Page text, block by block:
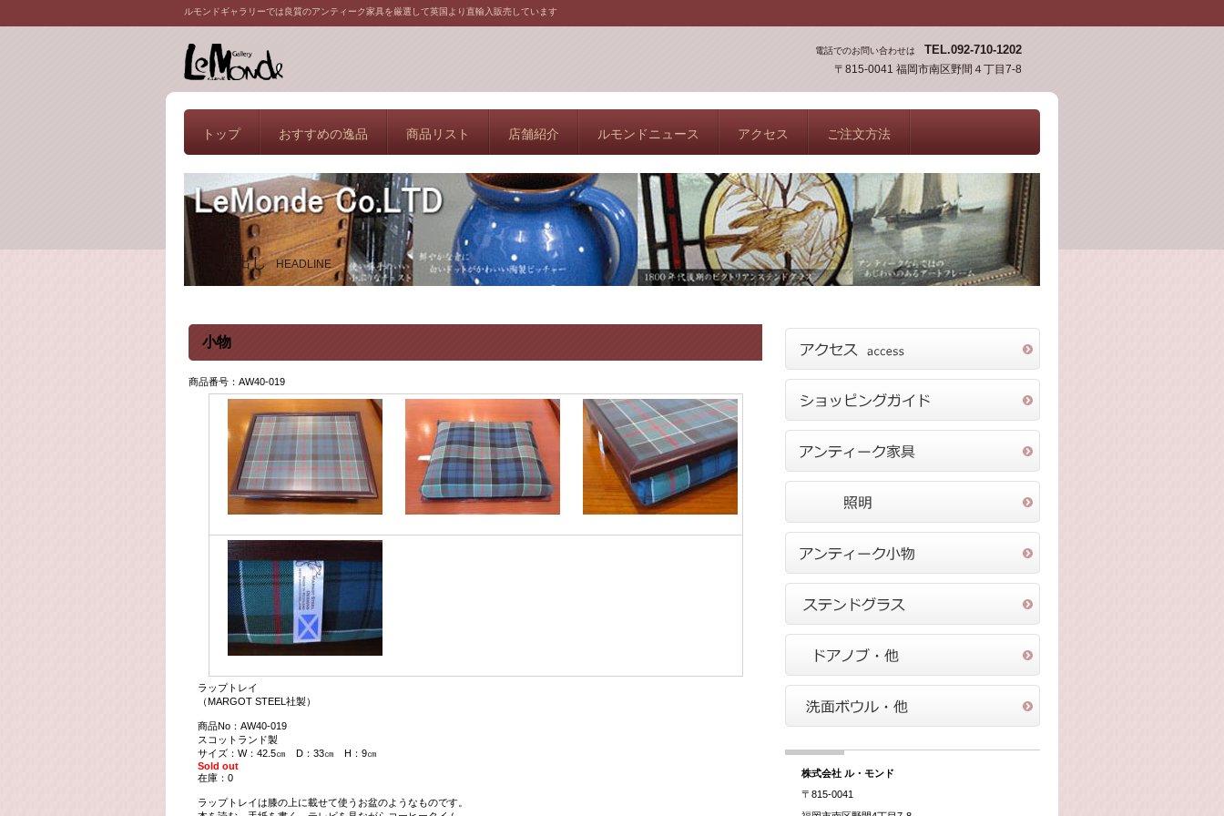
ルモンドギャラリーでは良質のアンティーク家具を厳選して英国より直輸入販売しています
電話でのお問い合わせは TEL.092-710-1202
〒815-0041 福岡市南区野間４丁目7-8
見出し HEADLINE
小物
商品番号：AW40-019
ラップトレイ
（MARGOT STEEL社製）
商品No：AW40-019
スコットランド製
サイズ：W：42.5㎝ D：33㎝ H：9㎝
Sold out
在庫：0
ラップトレイは膝の上に載せて使うお盆のようなものです。
トップ おすすめの逸品 商品リスト 店舗紹介 ルモンドニュース アクセス ご注文方法
株式会社 ル・モンド
〒815-0041